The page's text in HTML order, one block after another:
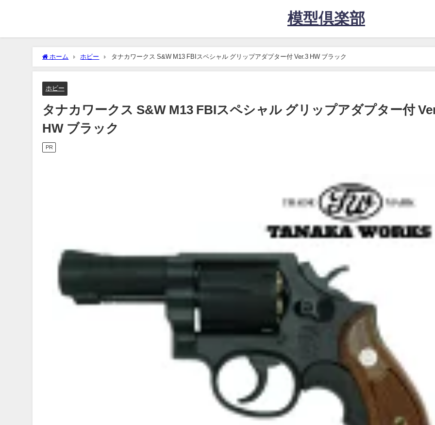
模型倶楽部
ホーム ホビー タナカワークス S&W M13 FBIスペシャル グリップアダプター付 Ver.3 HW ブラック
ホビー
タナカワークス S&W M13 FBIスペシャル グリップアダプター付
HW ブラック
PR